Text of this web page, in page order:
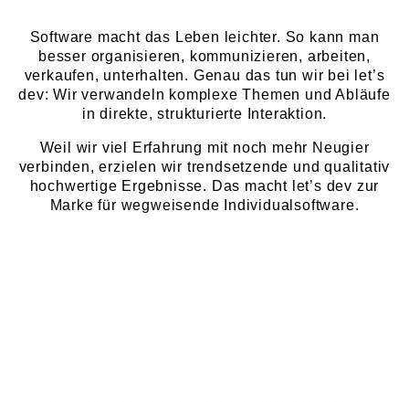
Software macht das Leben leichter. So kann man
besser organisieren, kommunizieren, arbeiten,
verkaufen, unterhalten. Genau das tun wir bei let’s
dev: Wir verwandeln komplexe Themen und Abläufe
in direkte, strukturierte Interaktion.
Weil wir viel Erfahrung mit noch mehr Neugier
verbinden, erzielen wir trendsetzende und qualitativ
hochwertige Ergebnisse. Das macht let’s dev zur
Marke für wegweisende Individualsoftware.